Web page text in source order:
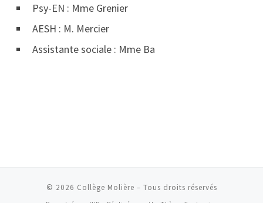
Psy-EN : Mme Grenier
AESH : M. Mercier
Assistante sociale : Mme Ba
© 2026 Collège Molière – Tous droits réservés